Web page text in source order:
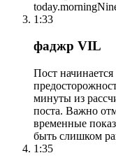
1:33
фаджр VIL
Пост
минуты из
поста. Важно
временные
быть слишком
1:35